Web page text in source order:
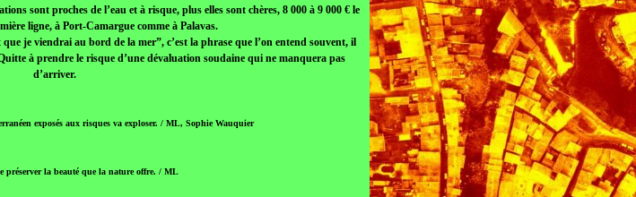
sont proches de l’eau et à risque, plus elles sont chères, 8 000 à 9 000 € le
ligne, à Port-Camargue comme à Palavas.
je viendrai au bord de la mer”, c’est la phrase que l’on entend souvent, il
à prendre le risque d’une dévaluation soudaine qui ne manquera pas
d’arriver.
exposés aux risques va exploser. / ML, Sophie Wauquier
préserver la beauté que la nature offre. / ML